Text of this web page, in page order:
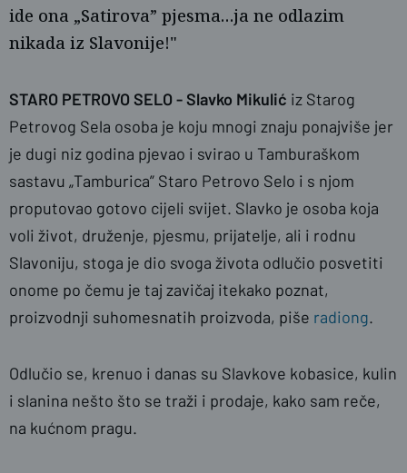
ide ona „Satirova” pjesma…ja ne odlazim
nikada iz Slavonije!"
STARO PETROVO SELO - Slavko Mikulić iz Starog
Petrovog Sela osoba je koju mnogi znaju ponajviše jer
je dugi niz godina pjevao i svirao u Tamburaškom
sastavu „Tamburica” Staro Petrovo Selo i s njom
proputovao gotovo cijeli svijet. Slavko je osoba koja
voli život, druženje, pjesmu, prijatelje, ali i rodnu
Slavoniju, stoga je dio svoga života odlučio posvetiti
onome po čemu je taj zavičaj itekako poznat,
proizvodnji suhomesnatih proizvoda, piše radiong.
Odlučio se, krenuo i danas su Slavkove kobasice, kulin
i slanina nešto što se traži i prodaje, kako sam reče,
na kućnom pragu.